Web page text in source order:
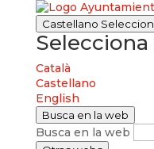
Castellano
Català
Castellano
English
Busca en la web
Busca en la web